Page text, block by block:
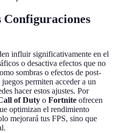
Configuraciones
influir significativamente en el
o desactiva efectos que no
sombras o efectos de post-
permiten acceder a un
hacer estos ajustes. Por
of Duty o Fortnite ofrecen
optimizan el rendimiento
mejorará tus FPS, sino que